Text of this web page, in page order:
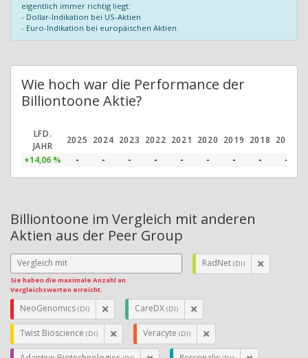
eigentlich immer richtig liegt:
- Dollar-Indikation bei US-Aktien
- Euro-Indikation bei europäischen Aktien.
Wie hoch war die Performance der
Billiontoone Aktie?
LFD.
JAHR
2025 2024 2023 2022 2021 2020 2019 2018 2017
+14,06 %
- - - - - - - - -
Billiontoone im Vergleich mit anderen
Aktien aus der Peer Group
Sie haben die maximale Anzahl an
Vergleichswerten erreicht.
RadNet (DI)
NeoGenomics (DI) CareDX (DI)
Twist Bioscience (DI) Veracyte (DI)